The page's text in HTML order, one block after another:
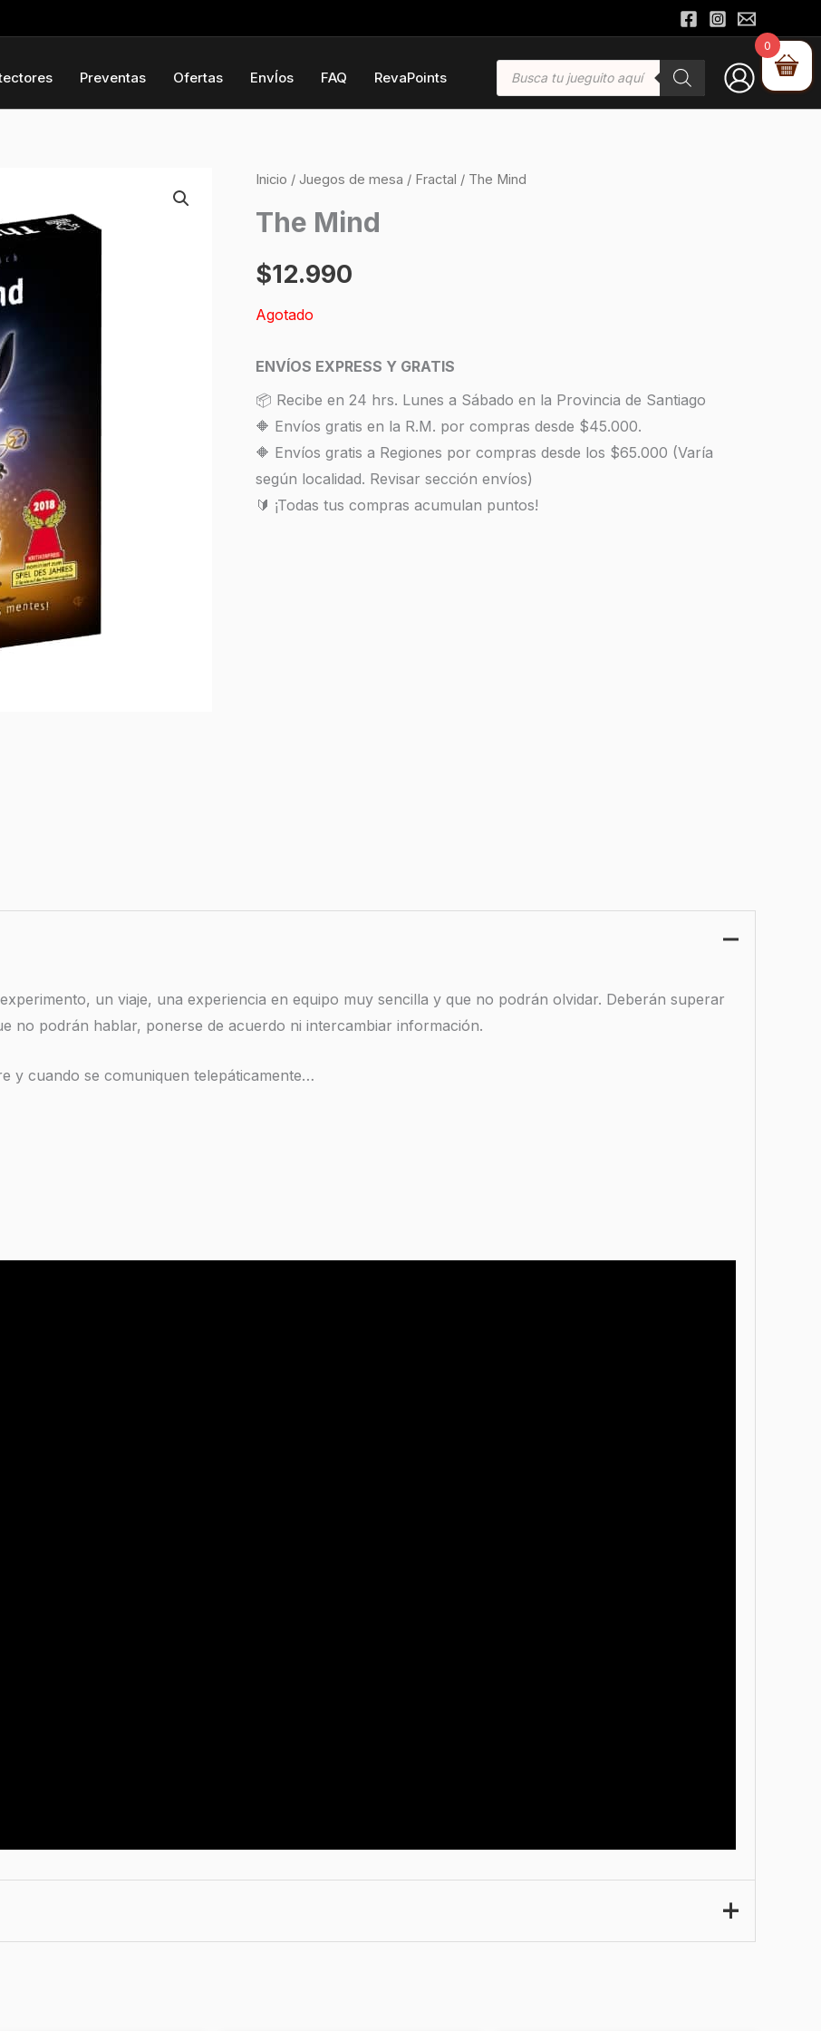
Preventas Ofertas EnvÍos FAQ RevaPoints
Búsqueda
productos
Inicio / Juegos de mesa / Fractal / The Mind
The Mind
$12.990
Agotado
ENVÍOS EXPRESS Y GRATIS
📦 Recibe en 24 hrs. Lunes a Sábado en la Provincia de Santiago
🔶 Envíos gratis en la R.M. por compras desde $45.000.
🔶 Envíos gratis a Regiones por compras desde los $65.000 (Varía
según localidad. Revisar sección envíos)
🔰 ¡Todas tus compras acumulan puntos!
un viaje, una experiencia en equipo muy sencilla y que no podrán olvidar. Deberán superar
no podrán hablar, ponerse de acuerdo ni intercambiar información.
y cuando se comuniquen telepáticamente…
0